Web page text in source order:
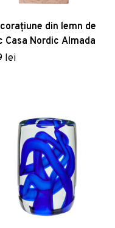
din lemn de
Casa Nordic Almada
lei